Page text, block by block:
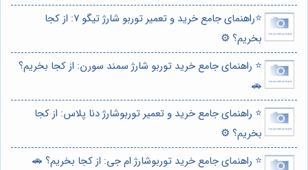
⭐️راهنمای جامع خرید و تعمیر توربو شارژ تیگو 7: از کجا
بخریم؟ ⚙️
⭐️ راهنمای جامع خرید توربو شارژ سمند سورن: از کجا بخریم؟
🚗
⭐️ راهنمای جامع خرید و تعمیر توربوشارژ دنا پلاس: از کجا
بخریم؟ ⚙️
⭐️ راهنمای جامع خرید توربوشارژ ام جی: از کجا بخریم؟ 🚗